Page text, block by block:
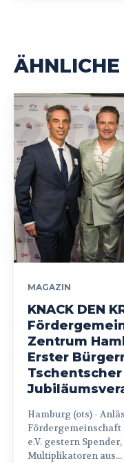
MAGAZIN
KNACK DEN
Zentrum
Erster
Hamburg (ots) - Anlässlich ihres 50. Jubiläums lud die
e.V. gestern
Multiplikatoren aus...